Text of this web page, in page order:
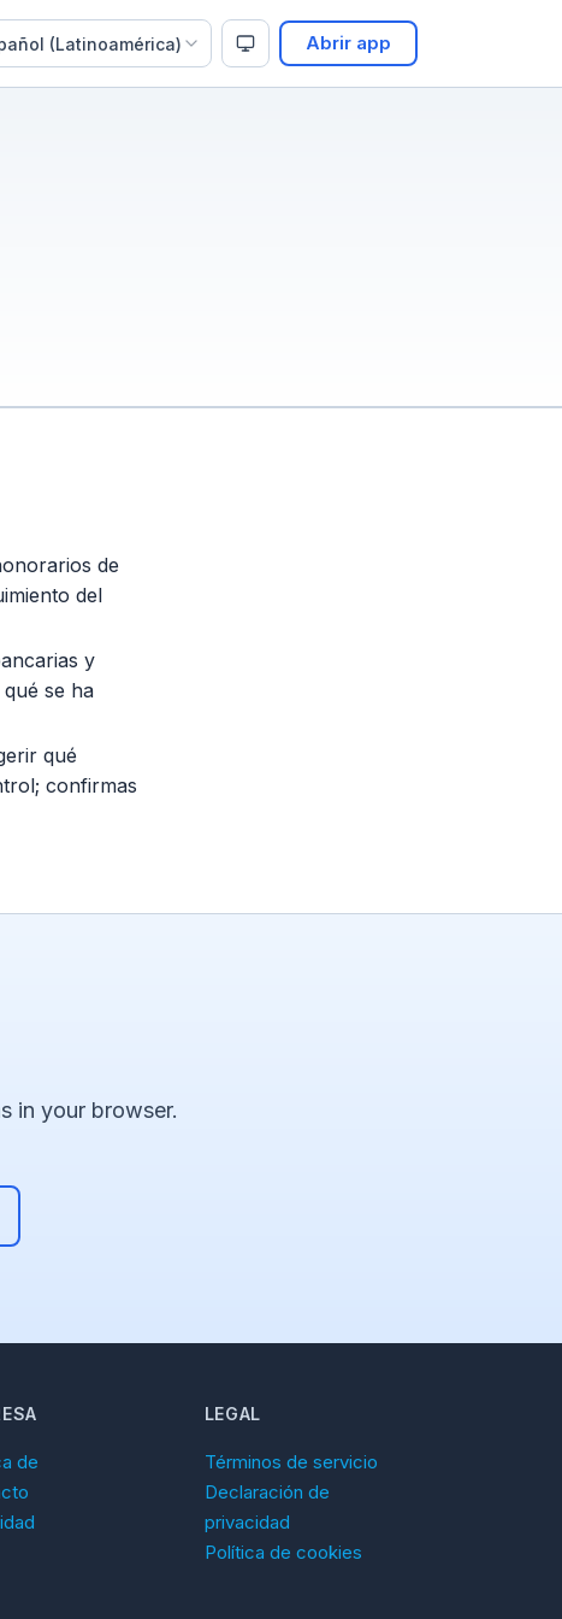
(Latinoamérica) Abrir app
de
del
y
se ha
qué
confirmas
in your browser.
de
LEGAL
Términos de servicio
Declaración de
privacidad
Política de cookies